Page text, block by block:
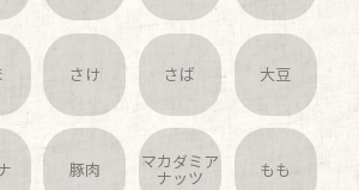
さけ さば 大豆
豚肉 マカダミア
ナッツ もも